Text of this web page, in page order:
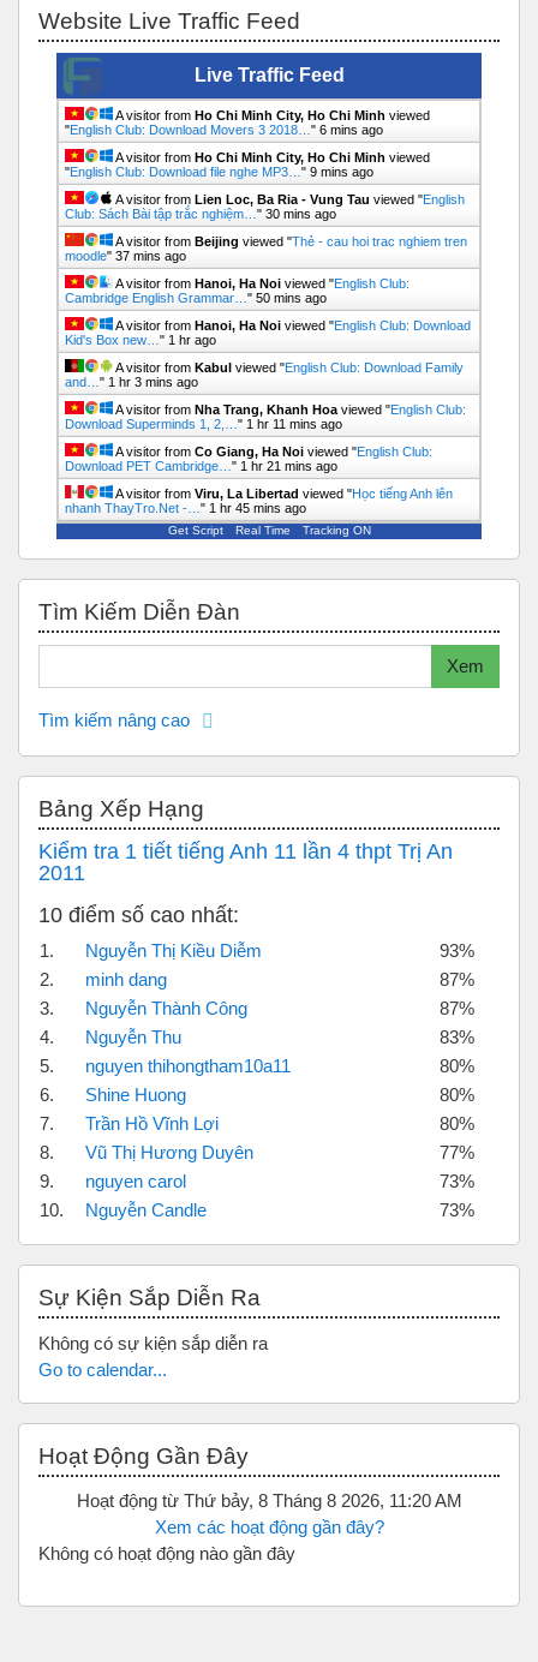
Website Live Traffic Feed
Live Traffic Feed
A visitor from Ho Chi Minh City, Ho Chi Minh viewed
"English Club: Download Movers 3 2018… " 6 mins ago
A visitor from Ho Chi Minh City, Ho Chi Minh viewed
"English Club: Download file nghe MP3… " 9 mins ago
A visitor from Lien Loc, Ba Ria - Vung Tau viewed "English
Club: Sách Bài tập trắc nghiệm… " 30 mins ago
A visitor from Beijing viewed "Thẻ - cau hoi trac nghiem tren
moodle" 37 mins ago
A visitor from Hanoi, Ha Noi viewed "English Club:
Cambridge English Grammar… " 50 mins ago
A visitor from Hanoi, Ha Noi viewed "English Club: Download
Kid's Box new… " 1 hr ago
A visitor from Kabul viewed "English Club: Download Family
and… " 1 hr 3 mins ago
A visitor from Nha Trang, Khanh Hoa viewed "English Club:
Download Superminds 1, 2,… " 1 hr 11 mins ago
A visitor from Co Giang, Ha Noi viewed "English Club:
Download PET Cambridge… " 1 hr 21 mins ago
A visitor from Viru, La Libertad viewed "Học tiếng Anh lên
nhanh ThayTro.Net -… " 1 hr 45 mins ago
Get Script Real Time Tracking ON
Tìm Kiếm Diễn Đàn
Xem
Tìm kiếm nâng cao
Bảng Xếp Hạng
Kiểm tra 1 tiết tiếng Anh 11 lần 4 thpt Trị An
2011
10 điểm số cao nhất:
1. Nguyễn Thị Kiều Diễm
93%
2.
minh dang
87%
3.
Nguyễn Thành Công
87%
4.
Nguyễn Thu
83%
5.
nguyen thihongtham10a11
80%
6.
Shine Huong
80%
7.
Trần Hồ Vĩnh Lợi
80%
8.
Vũ Thị Hương Duyên
77%
9.
nguyen carol
73%
10.
Nguyễn Candle 73%
Sự Kiện Sắp Diễn Ra
Không có sự kiện sắp diễn ra
Go to calendar...
Hoạt Động Gần Đây
Hoạt động từ Thứ bảy, 8 Tháng 8 2026, 11:20 AM
Xem các hoạt động gần đây?
Không có hoạt động nào gần đây